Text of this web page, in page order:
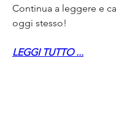
Continua a leggere e
oggi stesso!
LEGGI TUTTO ...